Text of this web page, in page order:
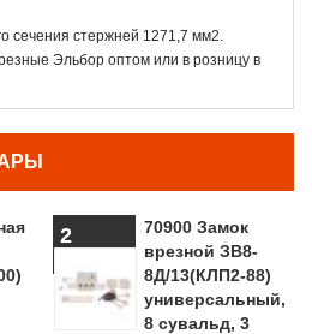
сечения стержней 1271,7 мм2.
Эльбор оптом или в розницу в
2
70900 Замок
врезной ЗВ8-
8Д/13(КЛП2-88)
универсальный,
8 сувальд, 3